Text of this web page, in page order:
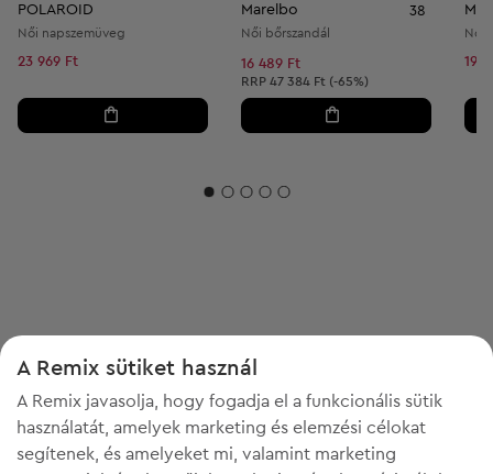
POLAROID
Női napszemüveg
23 969 Ft
Marelbo 38
Női bőrszandál
16 489 Ft
Ajánlott ár:
RRP 47 384 Ft (-65%)
Női
19
A Remix sütiket használ
A Remix javasolja, hogy fogadja el a funkcionális sütik
használatát, amelyek marketing és elemzési célokat
segítenek, és amelyeket mi, valamint marketing